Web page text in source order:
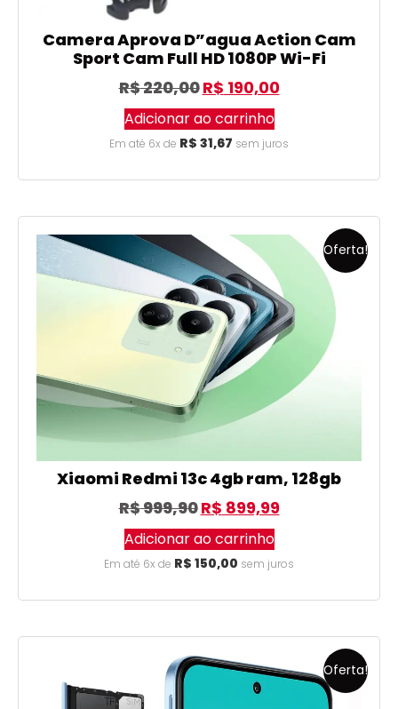
Camera Aprova D”agua Action Cam
Sport Cam Full HD 1080P Wi-Fi
R$220,00R$ 190,00
Adicionar ao carrinho
Em até 6x de R$ 31,67 sem juros
Oferta!
Xiaomi Redmi 13c 4gb ram, 128gb
R$999,90R$ 899,99
Adicionar ao carrinho
Em até 6x de R$ 150,00 sem juros
Oferta!